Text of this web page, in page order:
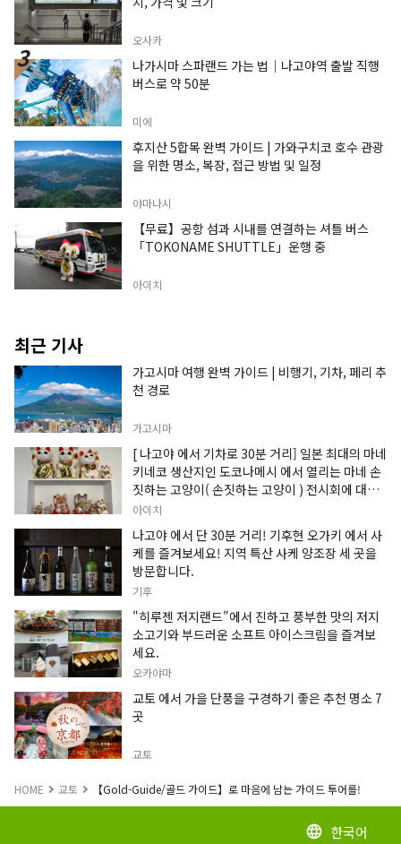
오사카
나가시마 스파랜드 가는 법｜나고야역 출발 직행
버스로 약 50분
미에
후지산 5합목 완벽 가이드 | 가와구치코 호수 관광
을 위한 명소, 복장, 접근 방법 및 일정
야마나시
【무료】공항 섬과 시내를 연결하는 셔틀 버스
「TOKONAME SHUTTLE」운행 중
아이치
최근 기사
가고시마 여행 완벽 가이드 | 비행기, 기차, 페리 추
천 경로
가고시마
[ 나고야 에서 기차로 30분 거리] 일본 최대의 마네
키네코 생산지인 도코나메시 에서 열리는 마네 손
짓하는 고양이( 손짓하는 고양이 ) 전시회에 대한
정보입니다.
아이치
나고야 에서 단 30분 거리! 기후현 오가키 에서 사
케를 즐겨보세요! 지역 특산 사케 양조장 세 곳을
방문합니다.
기후
"히루젠 저지랜드"에서 진하고 풍부한 맛의 저지
소고기와 부드러운 소프트 아이스크림을 즐겨보
세요.
오카야마
교토 에서 가을 단풍을 구경하기 좋은 추천 명소 7
곳
교토
HOME 교토 【Gold-Guide/골드 가이드】로 마음에 남는 가이드 투어를!
language 한국어